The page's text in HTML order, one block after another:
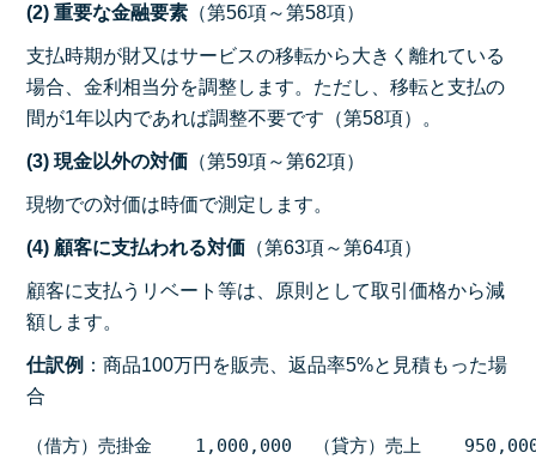
(2) 重要な金融要素 （第56項～第58項）
支払時期が財又はサービスの移転から大きく離れている
場合、金利相当分を調整します。ただし、移転と支払の
間が1年以内であれば調整不要です（第58項）。
(3) 現金以外の対価 （第59項～第62項）
現物での対価は時価で測定します。
(4) 顧客に支払われる対価 （第63項～第64項）
顧客に支払うリベート等は、原則として取引価格から減
額します。
仕訳例 ：商品100万円を販売、返品率5%と見積もった場
合
（借方）売掛金    1,000,000  （貸方）売上